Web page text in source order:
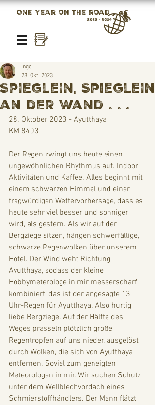
One year on the road
2023 - 2024
Spieglein, Spieglein
an der Wand . . .
Ingo
28. Okt. 2023
28. Oktober 2023 - Ayutthaya
KM 8403
Der Regen zwingt uns heute einen
ungewöhnlichen Rhythmus auf. Indoor
Aktivitäten und Kaffee. Alles beginnt mit
einem schwarzen Himmel und einer
fragwürdigen Wettervorhersage, dass es
heute sehr viel besser und sonniger
wird, als gestern. Als wir auf der
Bergziege sitzen, hängen schwerfällige,
schwarze Regenwolken über unserem
Hotel. Der Wind weht Richtung
Ayutthaya, sodass der kleine
Hobbymeterologe in mir messerscharf
kombiniert, das ist der angesagte 13
Uhr-Regen für Ayutthaya. Also hurtig
liebe Bergziege. Auf der Hälfte des
Weges prasseln plötzlich große
Regentropfen auf uns nieder, ausgelöst
durch Wolken, die sich von Ayutthaya
entfernen. Soviel zum geneigten
Meteorologen in mir. Wir suchen Schutz
unter dem Wellblechvordach eines
Schmierstoffhändlers. Der Mann flätzt